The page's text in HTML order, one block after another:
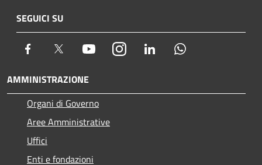
SEGUICI SU
Facebook Twitter YoutubeInstagram LinkedIn
AMMINISTRAZIONE
Organi di Governo
Aree Amministrative
Uffici
Enti e fondazioni